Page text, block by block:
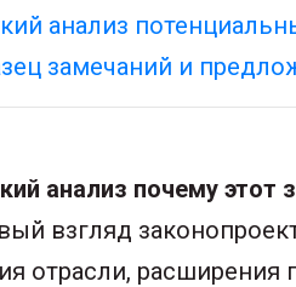
анализ
замечаний и
анализ почему
взгляд
отрасли,